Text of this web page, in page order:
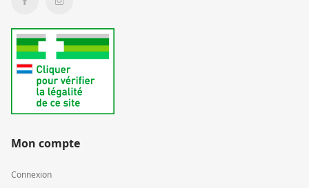
Mon compte
Connexion